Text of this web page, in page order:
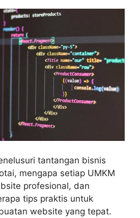
tantangan bisnis
mengapa setiap UMKM
profesional, dan
tips praktis untuk
website yang tepat.